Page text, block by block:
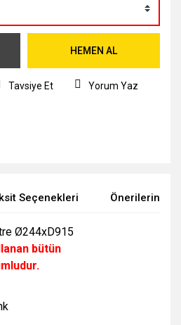
HEMEN AL
Tavsiye Et Yorum Yaz
Seçenekleri Önerileriniz
Ø244xD915
bütün